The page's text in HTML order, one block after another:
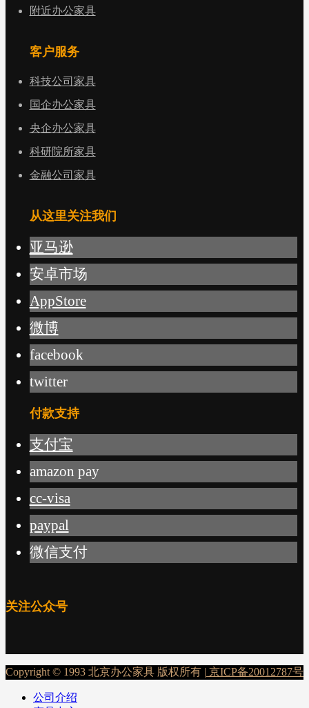
附近办公家具
客户服务
科技公司家具
国企办公家具
央企办公家具
科研院所家具
金融公司家具
从这里关注我们
亚马逊
安卓市场
AppStore
微博
facebook
twitter
付款支持
支付宝
amazon pay
cc-visa
paypal
微信支付
关注公众号
Copyright © 1993 北京办公家具 版权所有 | 京ICP备20012787号
公司介绍